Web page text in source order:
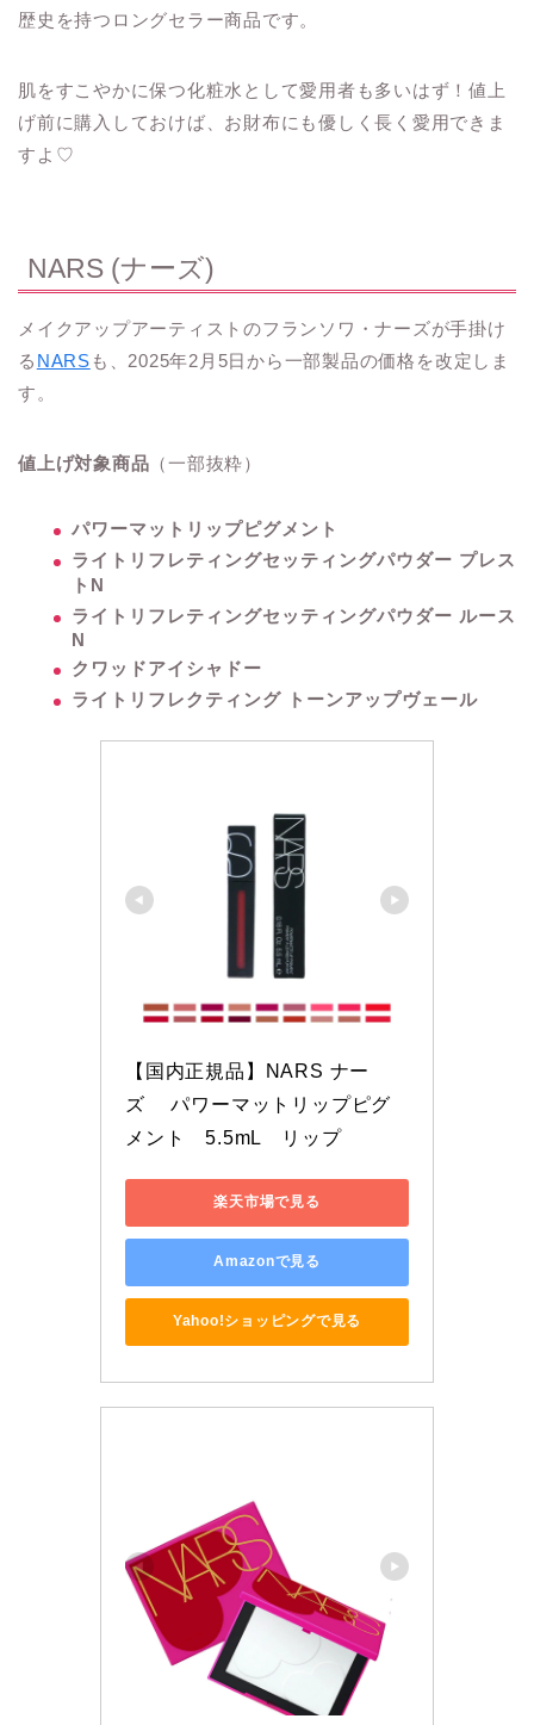
歴史を持つロングセラー商品です。
肌をすこやかに保つ化粧水として愛用者も多いはず！値上
げ前に購入しておけば、お財布にも優しく長く愛用できま
すよ♡
NARS (ナーズ)
メイクアップアーティストのフランソワ・ナーズが手掛け
る NARS も、2025年2月5日から一部製品の価格を改定しま
す。
値上げ対象商品 （一部抜粋）
パワーマットリップピグメント
ライトリフレティングセッティングパウダー プレス
トN
ライトリフレティングセッティングパウダー ルース
N
クワッドアイシャドー
ライトリフレクティング トーンアップヴェール
【国内正規品】NARS ナー
ズ　 パワーマットリップピグ
メント　5.5mL　リップ
楽天市場で見る
Amazonで見る
Yahoo!ショッピングで見る